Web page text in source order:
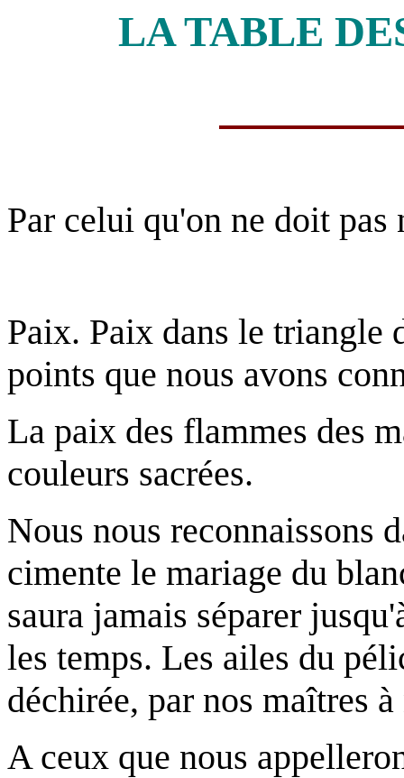
LA TABLE
Par celui qu'on ne doit pas
Paix. Paix dans le triangle
points que nous avons
La paix des flammes des
couleurs sacrées.
Nous nous reconnaissons
cimente le mariage du
saura jamais séparer
les temps. Les ailes du
déchirée, par nos maîtres
A ceux que nous